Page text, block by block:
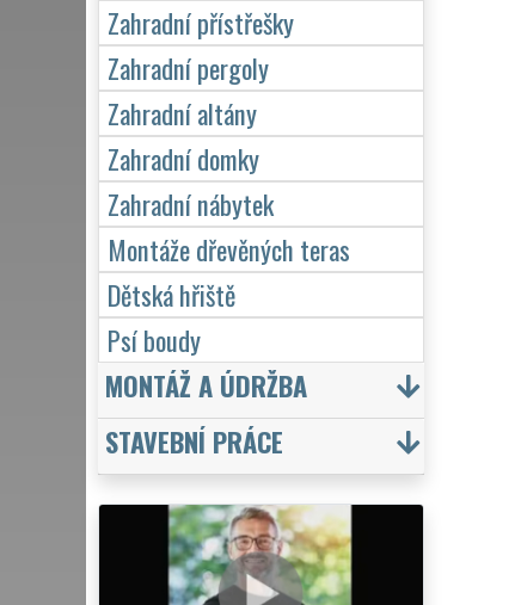
Zahradní přístřešky
Zahradní pergoly
Zahradní altány
Zahradní domky
Zahradní nábytek
Montáže dřevěných teras
Dětská hřiště
Psí boudy
MONTÁŽ A ÚDRŽBA
STAVEBNÍ PRÁCE